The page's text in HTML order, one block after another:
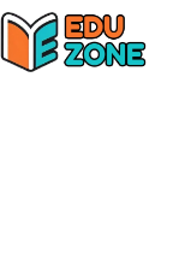
Skip
to
content